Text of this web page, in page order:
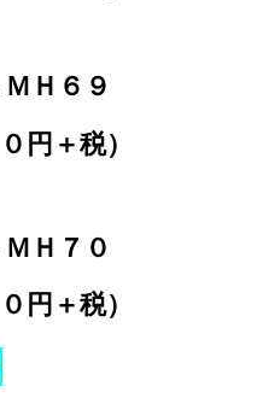
Ｈ６９
円＋税）
Ｈ７０
円＋税）